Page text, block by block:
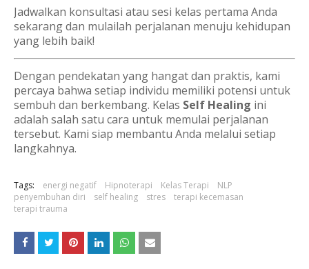
Jadwalkan konsultasi atau sesi kelas pertama Anda
sekarang dan mulailah perjalanan menuju kehidupan
yang lebih baik!
Dengan pendekatan yang hangat dan praktis, kami
percaya bahwa setiap individu memiliki potensi untuk
sembuh dan berkembang. Kelas Self Healing ini
adalah salah satu cara untuk memulai perjalanan
tersebut. Kami siap membantu Anda melalui setiap
langkahnya.
Tags: energi negatif Hipnoterapi Kelas Terapi
NLP
penyembuhan diri
self healing stres
terapi kecemasan
terapi trauma